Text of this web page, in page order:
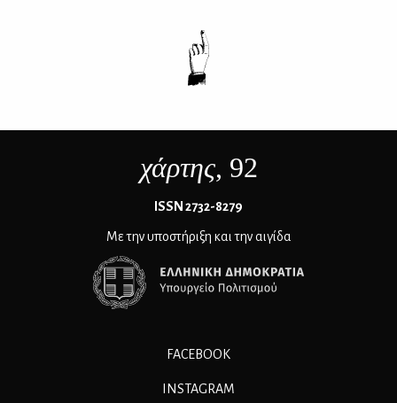
χάρτης, 92
ΙSSN 2732-8279
Με την υποστήριξη και την αιγίδα
FACEBOOK
INSTAGRAM